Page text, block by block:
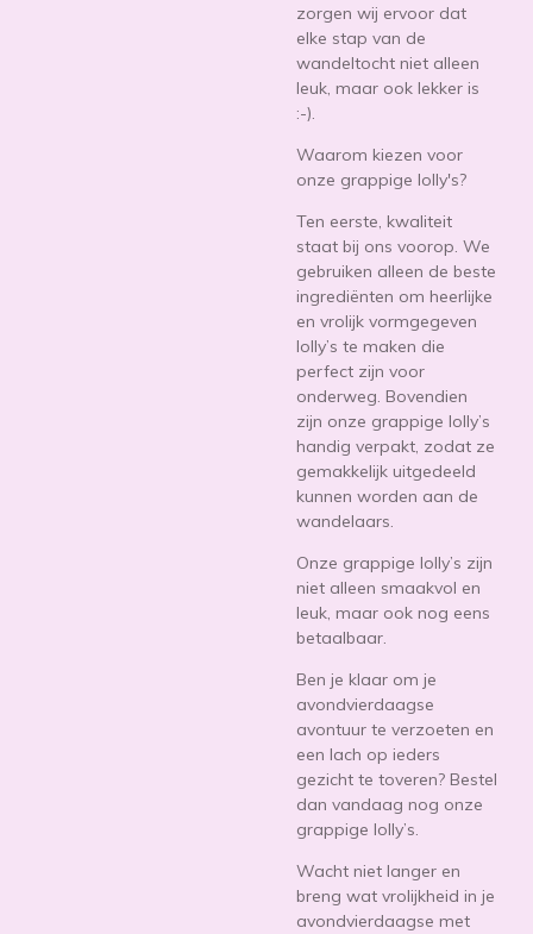
zorgen wij ervoor dat
elke stap van de
wandeltocht niet alleen
leuk, maar ook lekker is
:-).
Waarom kiezen voor
onze grappige lolly's?
Ten eerste, kwaliteit
staat bij ons voorop. We
gebruiken alleen de beste
ingrediënten om heerlijke
en vrolijk vormgegeven
lolly’s te maken die
perfect zijn voor
onderweg. Bovendien
zijn onze grappige lolly’s
handig verpakt, zodat ze
gemakkelijk uitgedeeld
kunnen worden aan de
wandelaars.
Onze grappige lolly’s zijn
niet alleen smaakvol en
leuk, maar ook nog eens
betaalbaar.
Ben je klaar om je
avondvierdaagse
avontuur te verzoeten en
een lach op ieders
gezicht te toveren? Bestel
dan vandaag nog onze
grappige lolly’s.
Wacht niet langer en
breng wat vrolijkheid in je
avondvierdaagse met